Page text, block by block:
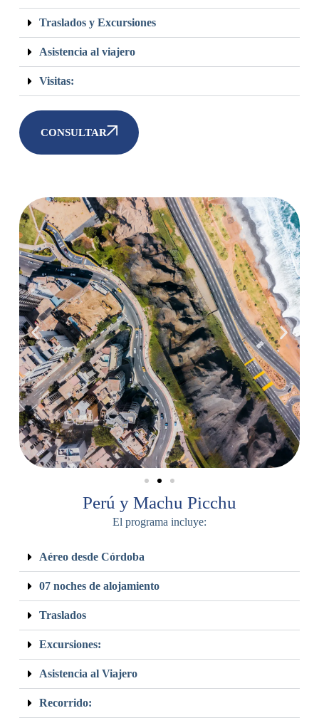
Traslados y Excursiones
Asistencia al viajero
Visitas:
CONSULTAR
Perú y Machu Picchu
El programa incluye:
Aéreo desde Córdoba
07 noches de alojamiento
Traslados
Excursiones:
Asistencia al Viajero
Recorrido: